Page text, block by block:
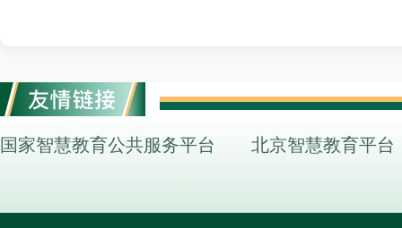
国家智慧教育公共服务平台 北京智慧教育平台